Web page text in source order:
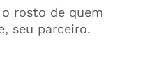
rosto de quem
seu parceiro.